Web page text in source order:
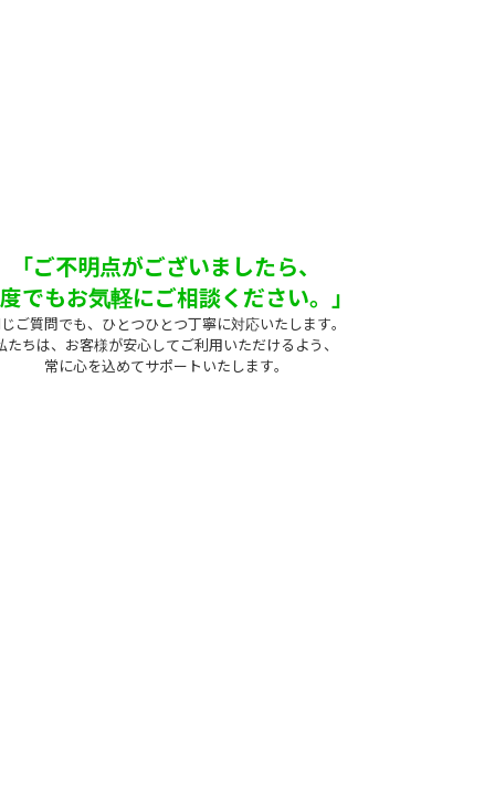
「ご不明点がございましたら、
でもお気軽にご相談ください。」
ご質問でも、ひとつひとつ丁寧に対応いたします。
たちは、お客様が安心してご利用いただけるよう、
常に心を込めてサポートいたします。